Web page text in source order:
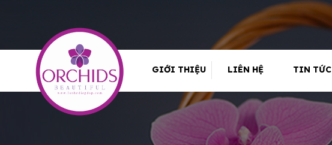
GIỚI THIỆU LIÊN HỆ TIN TỨC